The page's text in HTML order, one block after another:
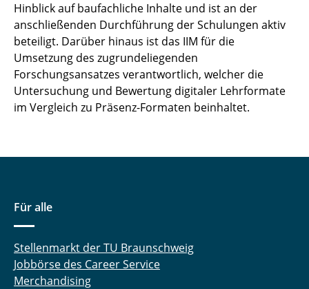
Wehranlagen Main und Lahn
Wohnraumförderung
Vergabemodelle im Krankenhausneubau
Vergabestrategie im Krankenhausneubau
Hinblick auf baufachliche Inhalte und ist an der
anschließenden Durchführung der Schulungen aktiv
beteiligt. Darüber hinaus ist das IIM für die
Umsetzung des zugrundeliegenden
Forschungsansatzes verantwortlich, welcher die
Untersuchung und Bewertung digitaler Lehrformate
im Vergleich zu Präsenz-Formaten beinhaltet.
Für alle
Stellenmarkt der TU Braunschweig
Jobbörse des Career Service
Merchandising